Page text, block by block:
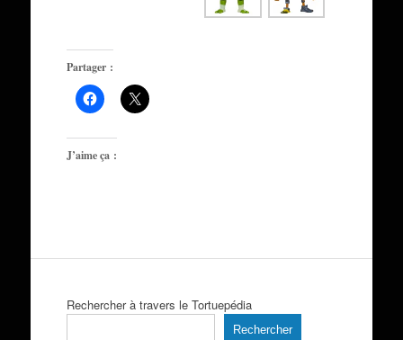
Partager :
J’aime ça :
Rechercher à travers le Tortuepédia
Rechercher